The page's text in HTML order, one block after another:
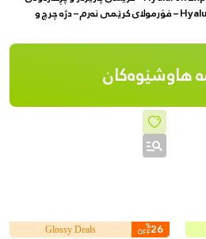
پێست – دەوڵەمەند بە Hyaluronic Acid – فۆرمولای کرێمی نەرم – دژە چرچ و
هاوشێوەکان
26
%
OFF
Glossy Deals